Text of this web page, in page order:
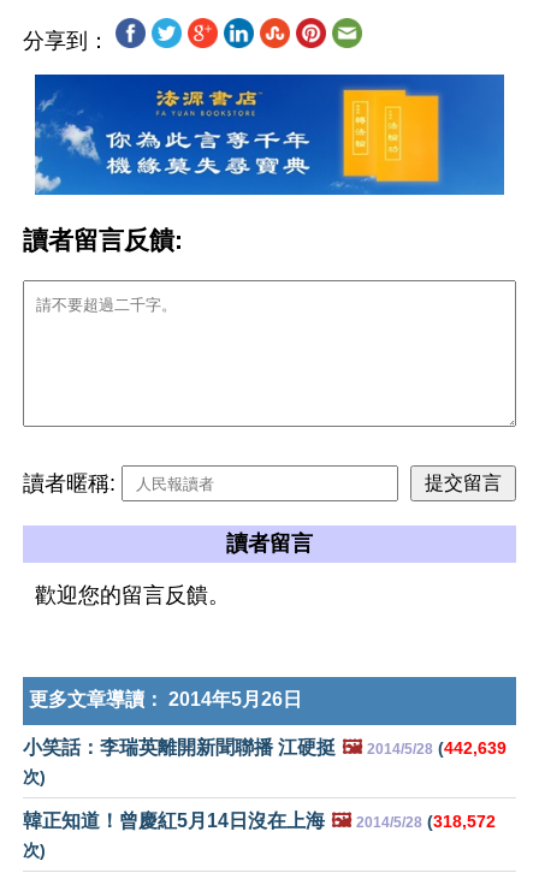
分享到：
讀者留言反饋:
讀者暱稱:
讀者留言
歡迎您的留言反饋。
更多文章導讀： 2014年5月26日
小笑話：李瑞英離開新聞聯播 江硬挺 🖼️ 2014/5/28 (442,639
次)
韓正知道！曾慶紅5月14日沒在上海 🖼️ 2014/5/28 (318,572
次)